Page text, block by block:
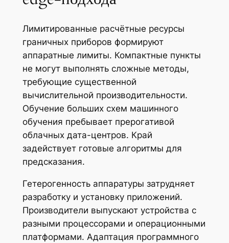
Лимитированные расчётные ресурсы
граничных приборов формируют
аппаратные лимиты. Компактные пункты
не могут выполнять сложные методы,
требующие существенной
вычислительной производительности.
Обучение больших схем машинного
обучения пребывает прерогативой
облачных дата-центров. Край
задействует готовые алгоритмы для
предсказания.
Гетерогенность аппаратуры затрудняет
разработку и установку приложений.
Производители выпускают устройства с
разными процессорами и операционными
платформами. Адаптация программного